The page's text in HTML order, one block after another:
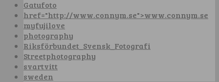
Gatufoto
href="http://www.connym.se">www.connym.se
myfujilove
photography
Riksförbundet_Svensk_Fotografi
Streetphotography
svartvitt
sweden